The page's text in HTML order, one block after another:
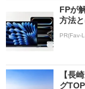
FPが
方法
PR(Fav-
【長
グ